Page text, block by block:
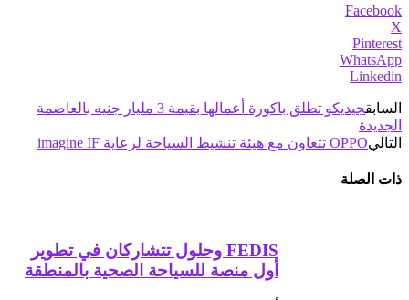
Facebook
X
Pinterest
WhatsApp
Linkedin
السابق
جيديكو تطلق باكورة أعمالها بقيمة 3 مليار جنيه بالعاصمة
الجديدة
التاليOPPO تتعاون مع هيئة تنشيط السياحة لرعاية imagine IF
ذات الصلة
FEDIS وحلول تتشاركان في تطوير
أول منصة للسياحة الصحية بالمنطقة